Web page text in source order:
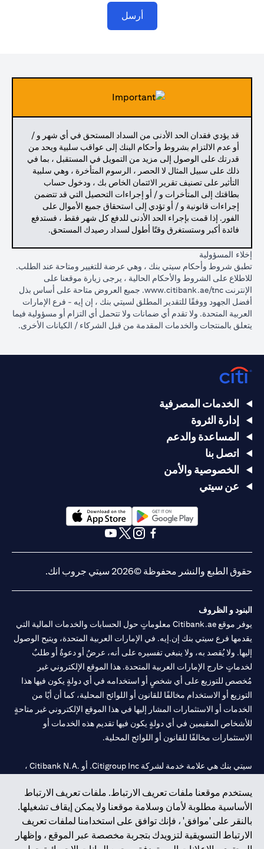
أرسل
قد يؤدي فقدان الحد الأدنى من السداد المستحق في أي شهر و /
أو عدم الالتزام بشروط وأحكام البنك إلى عواقب سلبية ويحد من
قدرتك على الوصول إلى مزيد من التمويل في المستقبل ، بما في
ذلك على سبيل المثال لا الحصر ، الرسوم المتأخرة ، وهي سلبية
التأثير على تصنيف تقرير الائتمان الخاص بك ، ودخول حساب
بطاقتك إلى المتأخرات و / أو إجراءات التحصيل التي قد تتضمن
إجراءات قانونية و / أو تؤدي إلى استحقاق جميع الأموال على
الفور. إذا قمت بإجراء الحد الأدنى للدفع كل شهر فقط ، فستدفع
فائدة أكبر وستستغرق وقتًا أطول لسداد رصيدك المستحق.
إخلاء المسؤولية
تطبق شروط وأحكام سيتي بنك ، وهي عرضة للتغيير ومتاحة عند الطلب.
للاطلاع على الشروط والأحكام الحالية ، يرجى زيارة موقعنا على
الإنترنت www.citibank.ae/tnc. جميع العروض متاحة على أساس بذل
أفضل الجهود ووفقًا للتقدير المطلق لسيتي بنك ، إن إيه - فرع الإمارات
العربية المتحدة. ولا تقدم أي ضمانات ولا تتحمل أي التزام أو مسؤولية فيما
يتعلق بالمنتجات والخدمات المقدمة من قبل الشركاء / الكيانات الأخرى.
يستخدم موقعنا ملفات تعريف الارتباط. ملفات تعريف الارتباط
الأساسية مطلوبة لأمان وسلامة موقعنا ولا يمكن إيقاف تشغيلها.
بالنقر على 'موافق' ، فإنك توافق على استخدامنا لملفات تعريف
الارتباط التسويقية لتزويدك بتجربة مخصصة عبر الموقع ، وإظهار
الخدمات المصرفية
إدارة الثروة
المساعدة والدعم
اتصل بنا
الخصوصية والأمن
عن سيتي
(opens in a new tab)
حقوق الطبع والنشر محفوظة ©2026 سيتي جروب انك.
البنود و الظروف
يوفر موقع Citibank.ae معلوماتٍ حول الحسابات والخدمات المالية التي
يقدمها فرع سيتي بنك إن.إيه. في الإمارات العربية المتحدة، ويتيح الوصول
إليها. ولا يُقصد به، ولا ينبغي تفسيره على أنه، عرضٌ أو دعوةٌ أو طلبٌ
لخدماتٍ خارج الإمارات العربية المتحدة. هذا الموقع الإلكتروني غير
مُخصص للتوزيع على أي شخصٍ أو استخدامه في أي دولةٍ يكون فيها هذا
التوزيع أو الاستخدام مخالفًا للقانون أو اللوائح المحلية، كما أن أيًا من
الخدمات أو الاستثمارات المشار إليها في هذا الموقع الإلكتروني غير متاحةٍ
للأشخاص المقيمين في أي دولةٍ يكون فيها تقديم هذه الخدمات أو
الاستثمارات مخالفًا للقانون أو اللوائح المحلية.
سيتي بنك هي علامة خدمة لشركة Citigroup Inc. أو .Citibank N.A ،
سيتي بنك إن. إيه. الإمارات مسجل لدى مصرف الإمارات المركزي تحت
أرقام التراخيص 202563 لفرع الوصل في دبي، 531989 لفرع مول
الإمارات في دبي، وCN-1002019لفرع أبوظبي. هاتف: 4000 311 04.